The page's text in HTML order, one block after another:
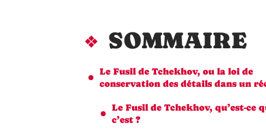
SOMMAIRE
Le Fusil de Tchekhov, ou la loi de
conservation des détails dans un
Le Fusil de Tchekhov, qu’est-ce
c’est ?